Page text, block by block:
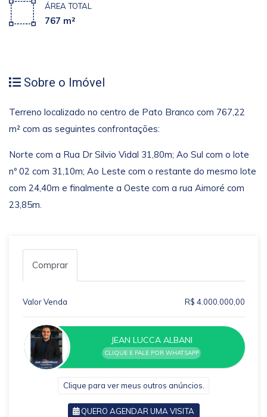
ÁREA TOTAL
767 m²
Sobre o Imóvel
Terreno localizado no centro de Pato Branco com 767,22
m² com as seguintes confrontações:
Norte com a Rua Dr Silvio Vidal 31,80m; Ao Sul com o lote
nº 02 com 31,10m; Ao Leste com o restante do mesmo lote
com 24,40m e finalmente a Oeste com a rua Aimoré com
23,85m.
Comprar
Valor Venda R$ 4.000.000,00
JEAN LUCCA ALBANI
CLIQUE E FALE POR WHATSAPP
Clique para ver meus outros anúncios.
QUERO AGENDAR UMA VISITA
VOLTAR